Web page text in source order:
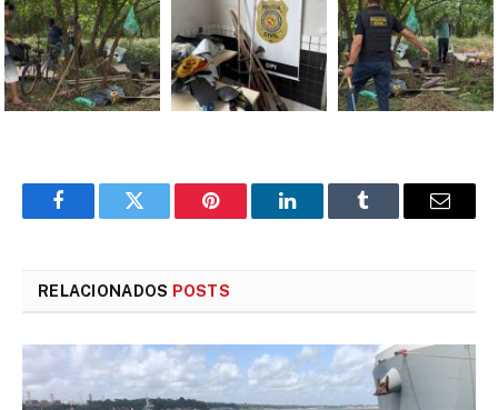
FacebookTwitter Pinterest LinkedInTumblr
E-
RELACIONADOS POSTS